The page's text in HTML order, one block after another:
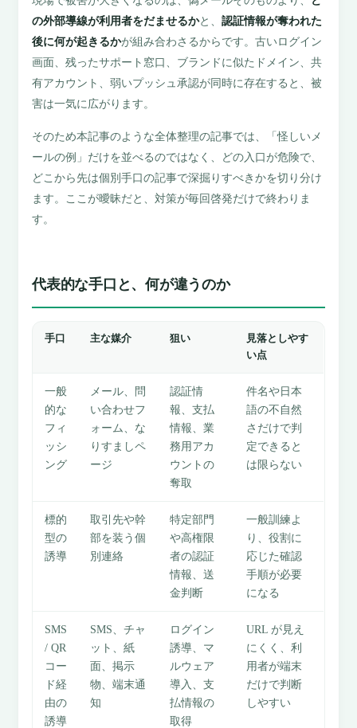
の外部導線が利用者をだませるかと、認証情報が奪われた
後に何が起きるかが組み合わさるからです。古いログイン
画面、残ったサポート窓口、ブランドに似たドメイン、共
有アカウント、弱いプッシュ承認が同時に存在すると、被
害は一気に広がります。
そのため本記事のような全体整理の記事では、「怪しいメ
ールの例」だけを並べるのではなく、どの入口が危険で、
どこから先は個別手口の記事で深掘りすべきかを切り分け
ます。ここが曖昧だと、対策が毎回啓発だけで終わりま
す。
代表的な手口と、何が違うのか
手口 主な媒介 狙い
見落としやす
い点
一般
的な
フィ
ッシ
ング
メール、問
い合わせフ
ォーム、な
りすましペ
ージ
認証情
報、支払
情報、業
務用アカ
ウントの
奪取
件名や日本
語の不自然
さだけで判
定できると
は限らない
標的
型の
誘導
取引先や幹
部を装う個
別連絡
特定部門
や高権限
者の認証
情報、送
金判断
一般訓練よ
り、役割に
応じた確認
手順が必要
になる
SMS
/ QR
コー
ド経
由の
誘導
SMS、チャ
ット、紙
面、掲示
物、端末通
知
ログイン
誘導、マ
ルウェア
導入、支
払情報の
取得
URL が見え
にくく、利
用者が端末
だけで判断
しやすい